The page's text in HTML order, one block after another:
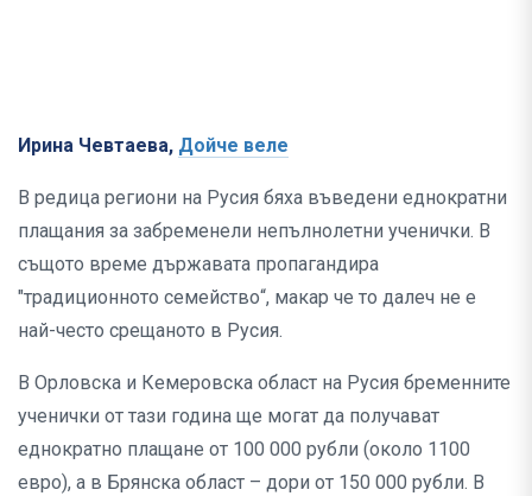
Ирина Чевтаева, Дойче веле
В редица региони на Русия бяха въведени еднократни
плащания за забременели непълнолетни ученички. В
същото време държавата пропагандира
"традиционното семейство“, макар че то далеч не е
най-често срещаното в Русия.
В Орловска и Кемеровска област на Русия бременните
ученички от тази година ще могат да получават
еднократно плащане от 100 000 рубли (около 1100
евро), а в Брянска област – дори от 150 000 рубли. В